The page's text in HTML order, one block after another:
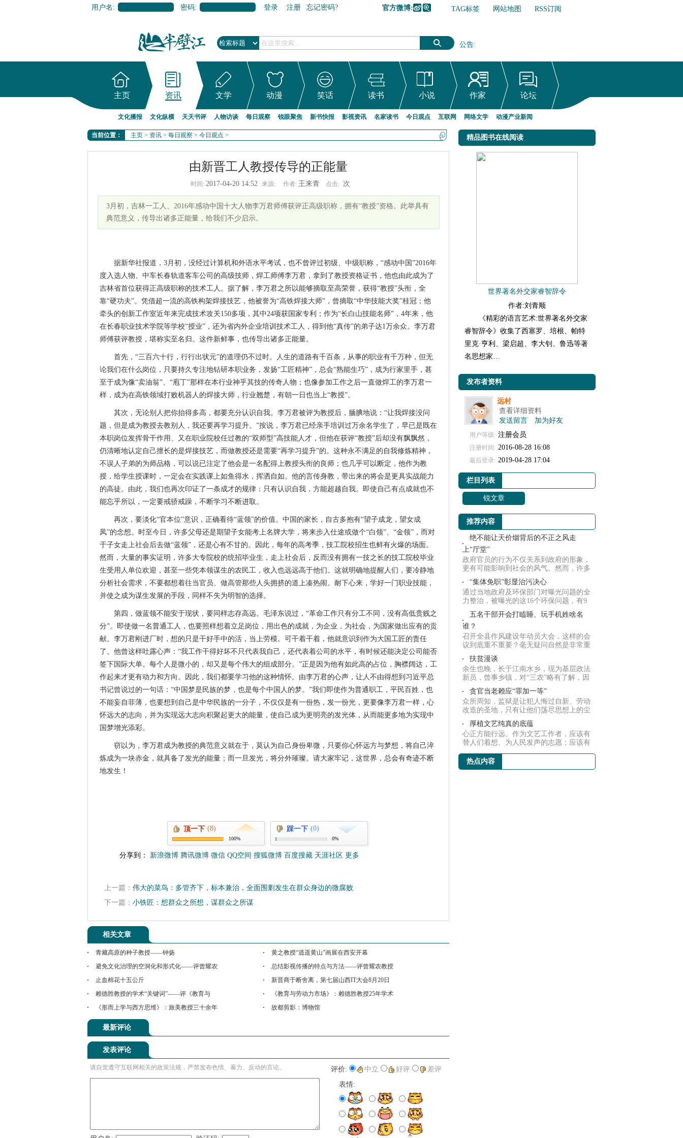
用户名: 密码: 登录 注册 忘记密码? 官方微博: TAG标签 网站地图
RSS订阅
公告:
网络文学行业自律倡议书
主页 资讯 文学 动漫 笑话 读书 小说 作家 论坛
文化播报 文化纵横 天天书评 人物访谈 每日观察 锐眼聚焦 新书快报 影视资讯 名家读书 今日观点 互联网 网络文学 动漫产业新闻
当前位置： 主页 > 资讯 > 每日观察 > 今日观点 >
由新晋工人教授传导的正能量
时间: 2017-04-20 14:52 来源: 作者: 王来青 点击: 次
3月初，吉林一工人、2016年感动中国十大人物李万君师傅获评正高级职称，拥有“教授”资格。此举具有
典范意义，传导出诸多正能量，给我们不少启示。
据新华社报道，3月初，没经过计算机和外语水平考试，也不曾评过初级、中级职称，“感动中国”2016年
度入选人物、中车长春轨道客车公司的高级技师，焊工师傅李万君，拿到了教授资格证书，他也由此成为了
吉林省首位获得正高级职称的技术工人。据了解，李万君之所以能够摘取至高荣誉，获得“教授”头衔，全
靠“硬功夫”。凭借超一流的高铁构架焊接技艺，他被誉为“高铁焊接大师”，曾摘取“中华技能大奖”桂冠；他
牵头的创新工作室近年来完成技术攻关150多项，其中24项获国家专利；作为“长白山技能名师”，4年来，他
在长春职业技术学院等学校“授业”，还为省内外企业培训技术工人，得到他“真传”的弟子达1万余众。李万君
师傅获评教授，堪称实至名归。这件新鲜事，也传导出诸多正能量。
首先，“三百六十行，行行出状元”的道理仍不过时。人生的道路有千百条，从事的职业有千万种，但无
论我们在什么岗位，只要持久专注地钻研本职业务，发扬“工匠精神”，总会“熟能生巧”，成为行家里手，甚
至于成为像“卖油翁”、“庖丁”那样在本行业神乎其技的传奇人物；也像参加工作之后一直做焊工的李万君一
样，成为在高铁领域打败机器人的焊接大师，行业翘楚，有朝一日也当上“教授”。
其次，无论别人把你抬得多高，都要充分认识自我。李万君被评为教授后，腼腆地说：“让我焊接没问
题，但是成为教授去教别人，我还要再学习提升。”按说，李万君已经亲手培训过万余名学生了，早已是既在
本职岗位发挥骨干作用、又在职业院校任过教的“双师型”高技能人才，但他在获评“教授”后却没有飘飘然，
仍清晰地认定自己擅长的是焊接技艺，而做教授还是需要“再学习提升”的。这种永不满足的自我修炼精神，
不误人子弟的为师品格，可以说已注定了他会是一名配得上教授头衔的良师；也几乎可以断定，他作为教
授，给学生授课时，一定会在实践课上如鱼得水，挥洒自如。他的言传身教，带出来的将会是更具实战能力
的高徒。由此，我们也再次印证了一条成才的规律：只有认识自我，方能超越自我。即使自己有点成就也不
能忘乎所以，一定要戒骄戒躁，不断学习不断进取。
再次，要淡化“官本位”意识，正确看待“蓝领”的价值。中国的家长，自古多抱有“望子成龙，望女成
凤”的念想。时至今日，许多父母还是期望子女能考上名牌大学，将来步入仕途或做个“白领”、“金领”，而对
于子女走上社会后去做“蓝领”，还是心有不甘的。因此，每年的高考季，技工院校招生也鲜有火爆的场面。
然而，大量的事实证明，许多大专院校的统招毕业生，走上社会后，反而没有拥有一技之长的技工院校毕业
生受用人单位欢迎，甚至一些凭本领谋生的农民工，收入也远远高于他们。这就明确地提醒人们，要冷静地
分析社会需求，不要都想着往当官员、做高管那些人头拥挤的道上凑热闹。耐下心来，学好一门职业技能，
并使之成为谋生发展的手段，同样不失为明智的选择。
第四，做蓝领不能安于现状，要同样志存高远。毛泽东说过，“革命工作只有分工不同，没有高低贵贱之
分”。即使做一名普通工人，也要照样想着立足岗位，用出色的成就，为企业，为社会，为国家做出应有的贡
献。李万君刚进厂时，想的只是干好手中的活，当上劳模。可干着干着，他就意识到作为大国工匠的责任
了。他曾这样吐露心声：“我工作干得好坏不只代表我自己，还代表着公司的水平，有时候还能决定公司能否
签下国际大单。每个人是微小的，却又是每个伟大的组成部分。”正是因为他有如此高的占位，胸襟阔达，工
作起来才更有动力和方向。因此，我们都要学习他的这种情怀。由李万君的心声，让人不由得想到习近平总
书记曾说过的一句话：“中国梦是民族的梦，也是每个中国人的梦。”我们即使作为普通职工，平民百姓，也
不能妄自菲薄，也要想到自己是中华民族的一分子，不仅仅是有一份热，发一份光，更要像李万君一样，心
怀远大的志向，并为实现远大志向积聚起更大的能量，使自己成为更明亮的发光体，从而能更多地为实现中
国梦增光添彩。
窃以为，李万君成为教授的典范意义就在于，莫认为自己身份卑微，只要你心怀远方与梦想，将自己淬
炼成为一块赤金，就具备了发光的能量；而一旦发光，将分外璀璨。请大家牢记，这世界，总会有奇迹不断
地发生！
顶一下 (8)
100%
踩一下 (0)
0%
分享到： 新浪微博 腾讯微博 微信 QQ空间 搜狐微博 百度搜藏 天涯社区 更多
上一篇： 伟大的菜鸟：多管齐下，标本兼治，全面围剿发生在群众身边的微腐败
下一篇： 小铁匠：想群众之所想，谋群众之所谋
相关文章
青藏高原的种子教授——钟扬
黄之教授“逍遥黄山”画展在西安开幕
避免文化治理的空洞化和形式化——评曾耀农
总结影视传播的特点与方法——评曾耀农教授
止血棉花十五公斤
新晋商于断舍离，第七届山西IT大会8月20日
赖德胜教授的学术“关键词”——评《教育与
《教育与劳动力市场》：赖德胜教授25年学术
《形而上学与西方思维》：旅美教授三十余年
故都剪影：博物馆
最新评论
发表评论
请自觉遵守互联网相关的政策法规，严禁发布色情、暴力、反动的言论。 评价: 中立 好评
差评
表情:
精品图书在线阅读
世界著名外交家睿智辞令
作者:刘青顺
《精彩的语言艺术:世界著名外交家
睿智辞令》收集了西塞罗、培根、帕特
里克·亨利、梁启超、李大钊、鲁迅等著
名思想家…
发布者资料
远村
查看详细资料
发送留言
加为好友
用户等级: 注册会员
注册时间: 2016-08-28 16:08
最后登录: 2019-04-28 17:04
栏目列表
锐文章
推荐内容
绝不能让天价烟背后的不正之风走
上“厅堂”
政府官员的行为不仅关系到政府的形象，
更有可能影响到社会的风气。然而，许多
的官员们...
“集体免职”彰显治污决心
通过当地政府及环保部门对曝光问题的全
力整治，被曝光的这16个环保问题，有9
个已整改...
五名干部开会打瞌睡、玩手机姓啥名
谁？
召开全县作风建设年动员大会，这样的会
议到底重不重要？毫无疑问自然是非常重
要，毕竟...
扶贫漫谈
余生也晚，长于江南水乡，现为基层政法
新员，曾事乡镇，对“三农”略有了解，因
工作原...
贪官当老赖应“罪加一等”
众所周知，监狱是让犯人悔过自新、劳动
改造的圣地，只有让他们荡尽思想上的尘
埃，洗去...
厚植文艺纯真的底蕴
心正方能行远。作为文艺工作者，应该有
替人们着想、为人民发声的志愿；应该有
热点内容